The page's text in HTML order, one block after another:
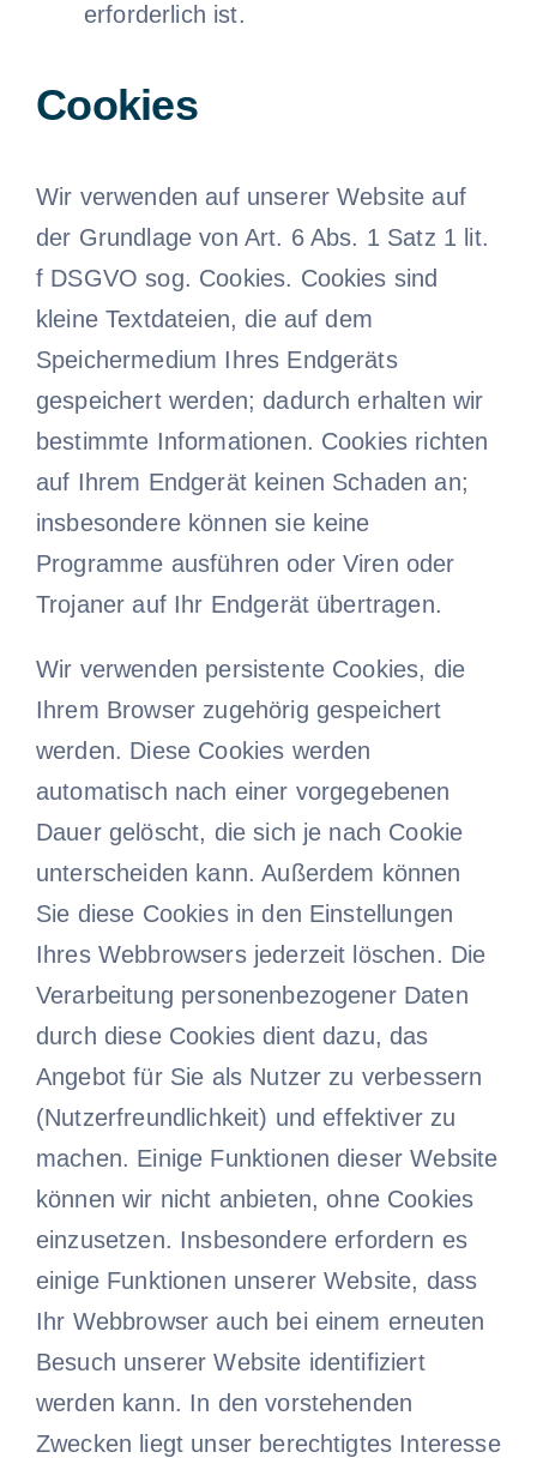
erforderlich ist.
Cookies
Wir verwenden auf unserer Website auf
der Grundlage von Art. 6 Abs. 1 Satz 1 lit.
f DSGVO sog. Cookies. Cookies sind
kleine Textdateien, die auf dem
Speichermedium Ihres Endgeräts
gespeichert werden; dadurch erhalten wir
bestimmte Informationen. Cookies richten
auf Ihrem Endgerät keinen Schaden an;
insbesondere können sie keine
Programme ausführen oder Viren oder
Trojaner auf Ihr Endgerät übertragen.
Wir verwenden persistente Cookies, die
Ihrem Browser zugehörig gespeichert
werden. Diese Cookies werden
automatisch nach einer vorgegebenen
Dauer gelöscht, die sich je nach Cookie
unterscheiden kann. Außerdem können
Sie diese Cookies in den Einstellungen
Ihres Webbrowsers jederzeit löschen. Die
Verarbeitung personenbezogener Daten
durch diese Cookies dient dazu, das
Angebot für Sie als Nutzer zu verbessern
(Nutzerfreundlichkeit) und effektiver zu
machen. Einige Funktionen dieser Website
können wir nicht anbieten, ohne Cookies
einzusetzen. Insbesondere erfordern es
einige Funktionen unserer Website, dass
Ihr Webbrowser auch bei einem erneuten
Besuch unserer Website identifiziert
werden kann. In den vorstehenden
Zwecken liegt unser berechtigtes Interesse